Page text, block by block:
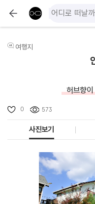
여행지
허브향
0 573
사진보기